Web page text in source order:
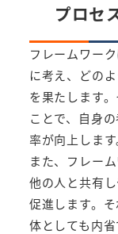
プロセ
フレームワー
に考え、どの
を果たします
ことで、自身
率が向上します
また、フレー
他の人と共有
促進します。
体としても内